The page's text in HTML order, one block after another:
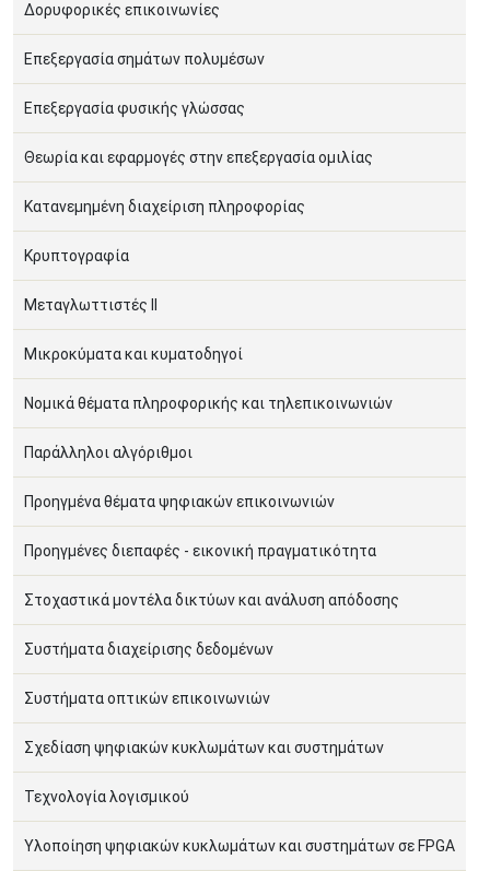
Δορυφορικές επικοινωνίες
Επεξεργασία σημάτων πολυμέσων
Επεξεργασία φυσικής γλώσσας
Θεωρία και εφαρμογές στην επεξεργασία ομιλίας
Κατανεμημένη διαχείριση πληροφορίας
Κρυπτογραφία
Μεταγλωττιστές II
Μικροκύματα και κυματοδηγοί
Νομικά θέματα πληροφορικής και τηλεπικοινωνιών
Παράλληλοι αλγόριθμοι
Προηγμένα θέματα ψηφιακών επικοινωνιών
Προηγμένες διεπαφές - εικονική πραγματικότητα
Στοχαστικά μοντέλα δικτύων και ανάλυση απόδοσης
Συστήματα διαχείρισης δεδομένων
Συστήματα οπτικών επικοινωνιών
Σχεδίαση ψηφιακών κυκλωμάτων και συστημάτων
Τεχνολογία λογισμικού
Υλοποίηση ψηφιακών κυκλωμάτων και συστημάτων σε FPGA